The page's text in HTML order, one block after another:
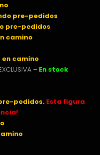
pre-pedidos
pre-pedidos
camino
en camino
– En stock
pedidos. Esta figura